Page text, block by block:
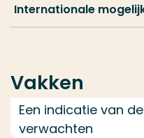
Internationale
Vakken
Een indicatie van
verwachten